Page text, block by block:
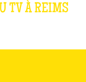
TV À REIMS